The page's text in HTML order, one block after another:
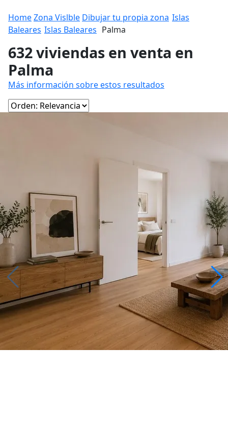
HomeZona Vislble Dibujar tu propia zona Islas
Baleares Islas Baleares Palma
632 viviendas en venta en
Palma
Más información sobre estos resultados